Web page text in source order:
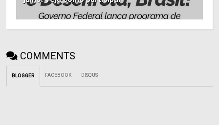
COMMENTS
BLOGGER FACEBOOK DISQUS